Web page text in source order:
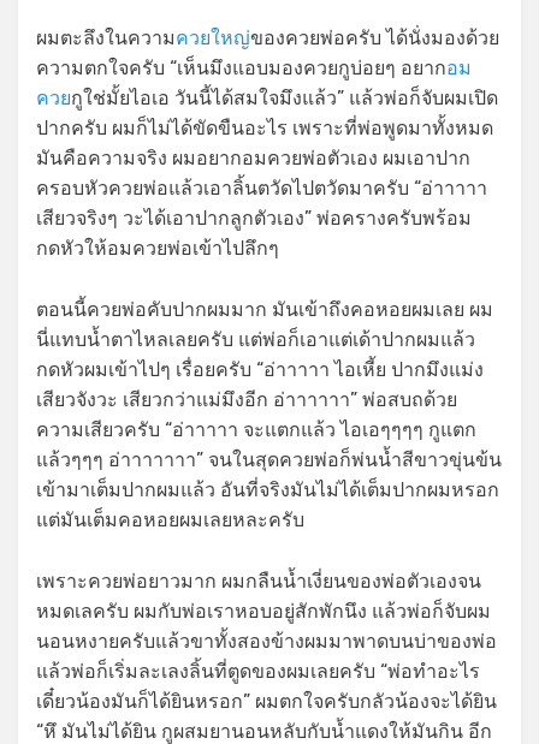
ผมตะลึงในความควยใหญ่ของควยพ่อครับ ได้นั่งมองด้วย
ความตกใจครับ “เห็นมึงแอบมองควยกูบ่อยๆ อยากอม
ควยกูใช่มั้ยไอเอ วันนี้ได้สมใจมึงแล้ว” แล้วพ่อก็จับผมเปิด
ปากครับ ผมก็ไม่ได้ขัดขืนอะไร เพราะที่พ่อพูดมาทั้งหมด
มันคือความจริง ผมอยากอมควยพ่อตัวเอง ผมเอาปาก
ครอบหัวควยพ่อแล้วเอาลิ้นตวัดไปตวัดมาครับ “อ่าาาาา
เสียวจริงๆ วะได้เอาปากลูกตัวเอง” พ่อครางครับพร้อม
กดหัวให้อมควยพ่อเข้าไปลึกๆ
ตอนนี้ควยพ่อคับปากผมมาก มันเข้าถึงคอหอยผมเลย ผม
นี่แทบน้ำตาไหลเลยครับ แต่พ่อก็เอาแต่เด้าปากผมแล้ว
กดหัวผมเข้าไปๆ เรื่อยครับ “อ่าาาาา ไอเหี้ย ปากมึงแม่ง
เสียวจังวะ เสียวกว่าแม่มึงอีก อ่าาาาาา” พ่อสบถด้วย
ความเสียวครับ “อ่าาาาา จะแตกแล้ว ไอเอๆๆๆๆ กูแตก
แล้วๆๆๆ อ่าาาาาาา” จนในสุดควยพ่อก็พ่นน้ำสีขาวขุ่นข้น
เข้ามาเต็มปากผมแล้ว อันที่จริงมันไม่ได้เต็มปากผมหรอก
แต่มันเต็มคอหอยผมเลยหละครับ
เพราะควยพ่อยาวมาก ผมกลืนน้ำเงี่ยนของพ่อตัวเองจน
หมดเลครับ ผมกับพ่อเราหอบอยู่สักพักนึง แล้วพ่อก็จับผม
นอนหงายครับแล้วขาทั้งสองข้างผมมาพาดบนบ่าของพ่อ
แล้วพ่อก็เริ่มละเลงลิ้นที่ตูดของผมเลยครับ “พ่อทำอะไร
เดี๋ยวน้องมันก็ได้ยินหรอก” ผมตกใจครับกลัวน้องจะได้ยิน
“หึ มันไม่ได้ยิน กูผสมยานอนหลับกับน้ำแดงให้มันกิน อีก